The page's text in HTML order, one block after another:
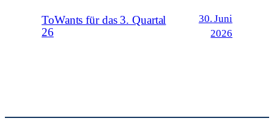
ToWants für das 3. Quartal
26
30. Juni
2026